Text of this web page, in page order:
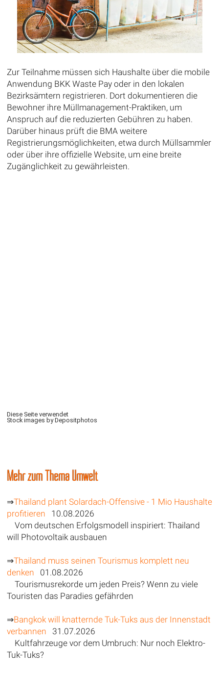
Zur Teilnahme müssen sich Haushalte über die mobile
Anwendung BKK Waste Pay oder in den lokalen
Bezirksämtern registrieren. Dort dokumentieren die
Bewohner ihre Müllmanagement-Praktiken, um
Anspruch auf die reduzierten Gebühren zu haben.
Darüber hinaus prüft die BMA weitere
Registrierungsmöglichkeiten, etwa durch Müllsammler
oder über ihre offizielle Website, um eine breite
Zugänglichkeit zu gewährleisten.
Diese Seite verwendet
Stock images by Depositphotos
Mehr zum Thema Umwelt
⇒Thailand plant Solardach-Offensive - 1 Mio Haushalte
profitieren 10.08.2026
Vom deutschen Erfolgsmodell inspiriert: Thailand
will Photovoltaik ausbauen
⇒Thailand muss seinen Tourismus komplett neu
denken 01.08.2026
Tourismusrekorde um jeden Preis? Wenn zu viele
Touristen das Paradies gefährden
⇒Bangkok will knatternde Tuk-Tuks aus der Innenstadt
verbannen 31.07.2026
Kultfahrzeuge vor dem Umbruch: Nur noch Elektro-
Tuk-Tuks?